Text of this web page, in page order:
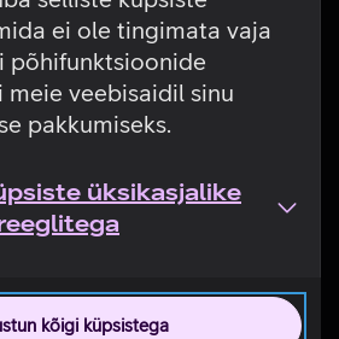
ei ole tingimata vaja
põhifunktsioonide
veebisaidil sinu
pakkumiseks.
üksikasjalike
kõigi küpsistega
viga